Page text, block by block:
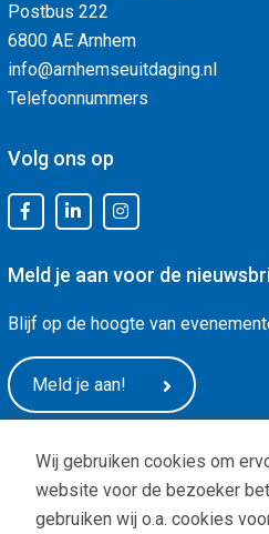
Wij gebruiken cookies om
website voor de bezoeker
gebruiken wij o.a. cookies
Postbus 222
6800 AE Arnhem
info@arnhemseuitdaging.nl
Telefoonnummers
Volg ons op
Meld je aan voor de
Blijf op de hoogte van
Meld je aan!